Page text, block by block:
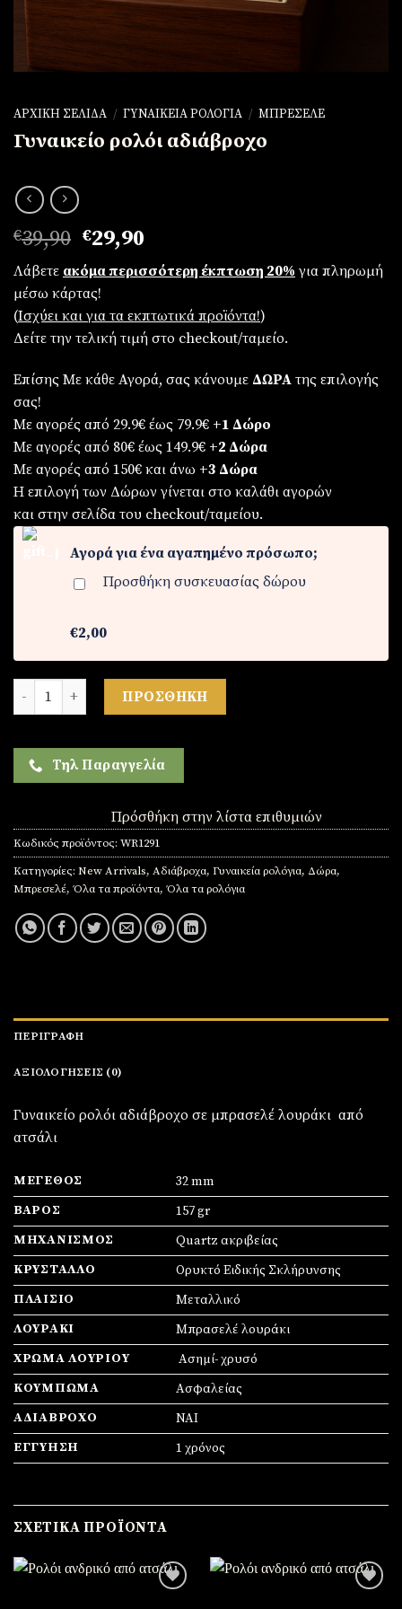
ΑΡΧΙΚΉ ΣΕΛΊΔΑ / ΓΥΝΑΙΚΕΊΑ ΡΟΛΌΓΙΑ / ΜΠΡΕΣΕΛΈ
Γυναικείο ρολόι αδιάβροχο
€39,90 Original
price
was:
€39,90.
€29,90
τρέχουσα
τιμή
είναι:
€29,90.
Λάβετε ακόμα περισσότερη έκπτωση 20% για πληρωμή
μέσω κάρτας!
(Iσχύει και για τα εκπτωτικά προϊόντα!)
Δείτε την τελική τιμή στο checkout/ταμείο.
Επίσης Με κάθε Αγορά, σας κάνουμε ΔΩΡΑ της επιλογής
σας!
Με αγορές από 29.9€ έως 79.9€ +1 Δώρο
Με αγορές από 80€ έως 149.9€ +2 Δώρα
Με αγορές από 150€ και άνω +3 Δώρα
Η επιλογή των Δώρων γίνεται στο καλάθι αγορών
και στην σελίδα του checkout/ταμείου.
Αγορά για ένα αγαπημένο πρόσωπο;
Προσθήκη συσκευασίας δώρου
€2,00
Γυναικείο ρολόι αδιάβροχο ποσότητα
ΠΡΟΣΘΉΚΗ
Τηλ Παραγγελία
Πρόσθήκη στην λίστα επιθυμιών
Κωδικός προϊόντος: WR1291
Κατηγορίες: New Arrivals, Αδιάβροχα, Γυναικεία ρολόγια, Δώρα,
Μπρεσελέ, Όλα τα προϊόντα, Όλα τα ρολόγια
ΠΕΡΙΓΡΑΦΉ
ΑΞΙΟΛΟΓΉΣΕΙΣ (0)
Γυναικείο ρολόι αδιάβροχο σε μπρασελέ λουράκι από
ατσάλι
ΜΈΓΕΘΟΣ
32 mm
ΒΆΡΟΣ
157 gr
ΜΗΧΑΝΙΣΜΌΣ
Quartz ακριβείας
ΚΡΎΣΤΑΛΛΟ
Ορυκτό Ειδικής Σκλήρυνσης
ΠΛΑΊΣΙΟ
Mεταλλικό
ΛΟΥΡΆΚΙ
Μπρασελέ λουράκι
ΧΡΏΜΑ ΛΟΥΡΙΟΎ
Ασημί- χρυσό
ΚΟΎΜΠΩΜΑ
Ασφαλείας
ΑΔΙΆΒΡΟΧΟ
ΝΑΙ
ΕΓΓΎΗΣΗ
1 χρόνος
ΣΧΕΤΙΚΆ ΠΡΟΪΌΝΤΑ